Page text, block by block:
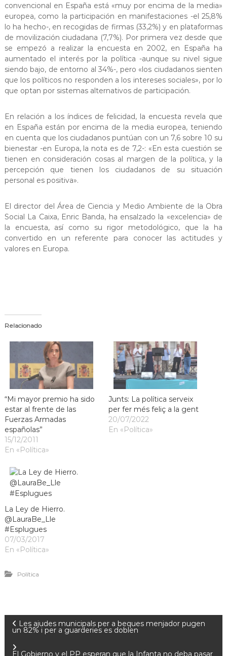
convencional en España está «muy por encima de la media»
europea, como la participación en manifestaciones -el 25,8%
lo ha hecho-, en recogidas de firmas (33,2%) y en plataformas
de movilización ciudadana (7,7%). Por primera vez desde que
se empezó a realizar la encuesta en 2002, en España ha
aumentado el interés por la política -aunque su nivel sigue
siendo bajo, de entorno al 34%-, pero «los ciudadanos sienten
que los políticos no responden a los intereses sociales», por lo
que optan por sistemas alternativos de participación.
En relación a los índices de felicidad, la encuesta revela que
en España están por encima de la media europea, teniendo
en cuenta que los ciudadanos puntúan con un 7,6 sobre 10 su
bienestar -en Europa, la nota es de 7,2-: «En esta cuestión se
tienen en consideración cosas al margen de la política, y la
percepción que tienen los ciudadanos de su situación
personal es positiva».
El director del Área de Ciencia y Medio Ambiente de la Obra
Social La Caixa, Enric Banda, ha ensalzado la «excelencia» de
la encuesta, así como su rigor metodológico, que la ha
convertido en un referente para conocer las actitudes y
valores en Europa.
Relacionado
“Mi mayor premio ha sido
estar al frente de las
Fuerzas Armadas
españolas”
15/12/2011
En «Política»
Junts: La política serveix
per fer més feliç a la gent
20/07/2022
En «Política»
La Ley de Hierro.
@LauraBe_Lle
#Esplugues
07/03/2017
En «Política»
Política
Les ajudes municipals per a beques menjador pugen
un 82% i per a guarderies es doblen
El Gobierno y el PP esperan que la Infanta no deba pasar